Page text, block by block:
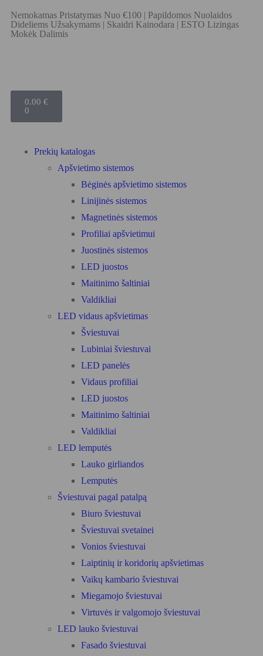
Nemokamas Pristatymas Nuo €100 | Papildomos Nuolaidos
Dideliems Užsakymams | Skaidri Kainodara | ESTO Lizingas
Mokėk Dalimis
0.00 €
0
Prekių katalogas
Apšvietimo sistemos
Bėginės apšvietimo sistemos
Linijinės sistemos
Magnetinės sistemos
Profiliai apšvietimui
Juostinės sistemos
LED juostos
Maitinimo šaltiniai
Valdikliai
LED vidaus apšvietimas
Šviestuvai
Lubiniai šviestuvai
LED panelės
Vidaus profiliai
LED juostos
Maitinimo šaltiniai
Valdikliai
LED lemputės
Lauko girliandos
Lemputės
Šviestuvai pagal patalpą
Biuro šviestuvai
Šviestuvai svetainei
Vonios šviestuvai
Laiptinių ir koridorių apšvietimas
Vaikų kambario šviestuvai
Miegamojo šviestuvai
Virtuvės ir valgomojo šviestuvai
LED lauko šviestuvai
Fasado šviestuvai